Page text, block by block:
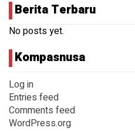
Berita Terbaru
No posts yet.
Kompasnusa
Log in
Entries feed
Comments feed
WordPress.org